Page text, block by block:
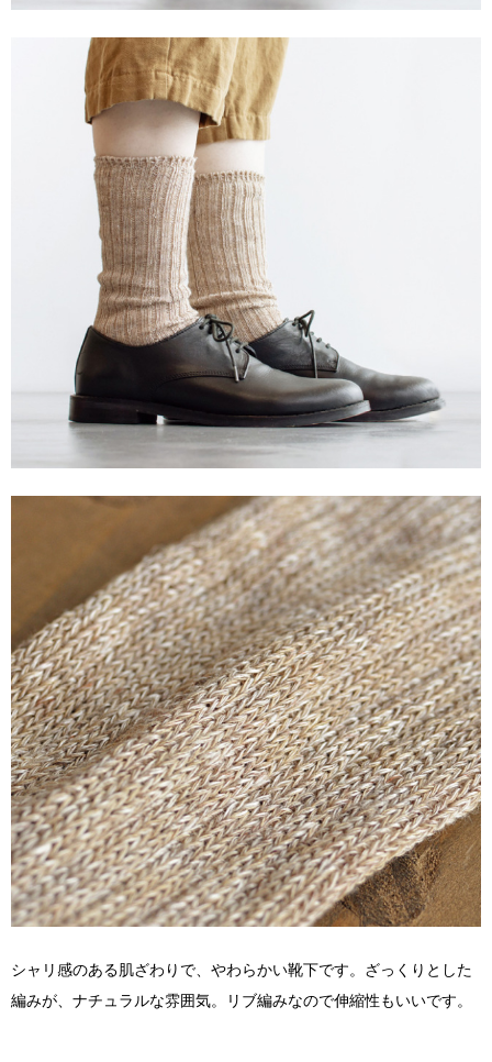
シャリ感のある肌ざわりで、やわらかい靴下です。ざっくりとした
編みが、ナチュラルな雰囲気。リブ編みなので伸縮性もいいです。